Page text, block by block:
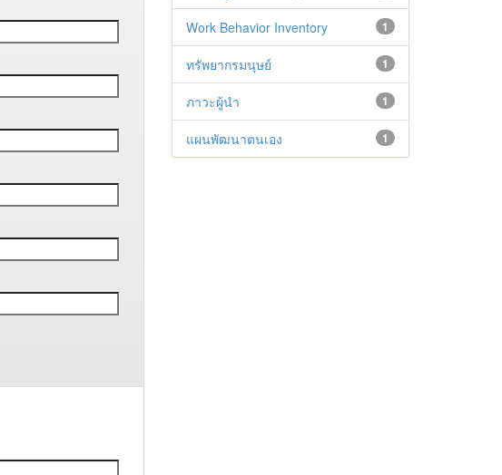
1
Work Behavior Inventory
1
ทรัพยากรมนุษย์
1
ภาวะผู้นำ
1
แผนพัฒนาตนเอง